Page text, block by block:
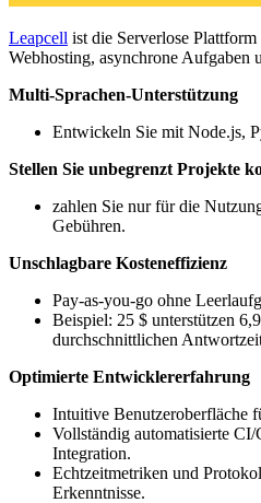
Leapcell ist die Serverlose
Webhosting, asynchrone Aufgaben
Multi-Sprachen-Unterstützung
Entwickeln Sie mit Node.js,
Stellen Sie unbegrenzt Projekte
zahlen Sie nur für die
Gebühren.
Unschlagbare Kosteneffizienz
Pay-as-you-go ohne
Beispiel: 25 $ unterstützen
durchschnittlichen
Optimierte Entwicklererfahrung
Intuitive Benutzeroberfläche
Vollständig automatisierte
Integration.
Echtzeitmetriken und
Erkenntnisse.